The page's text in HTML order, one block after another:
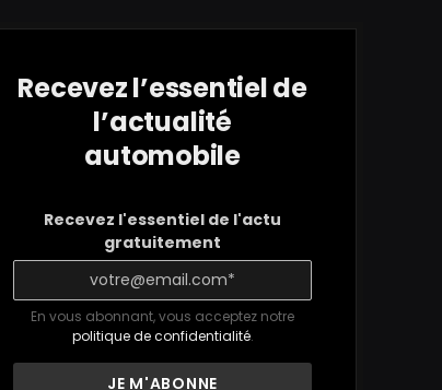
Recevez l’essentiel de
l’actualité
automobile
Recevez l'essentiel de l'actu
gratuitement
En vous abonnant, vous acceptez notre
politique de confidentialité.